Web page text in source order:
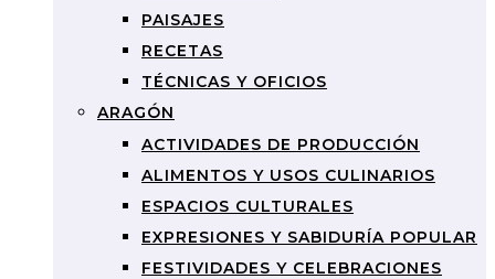
PAISAJES
RECETAS
TÉCNICAS Y OFICIOS
ARAGÓN
ACTIVIDADES DE PRODUCCIÓN
ALIMENTOS Y USOS CULINARIOS
ESPACIOS CULTURALES
EXPRESIONES Y SABIDURÍA POPULAR
FESTIVIDADES Y CELEBRACIONES